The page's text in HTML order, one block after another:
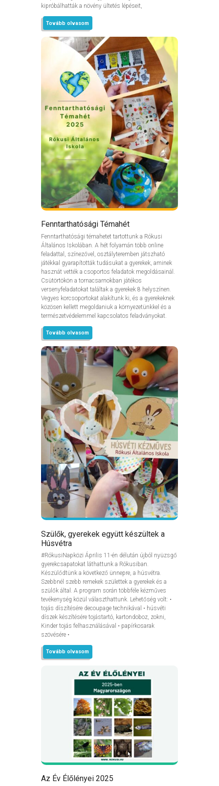
kipróbálhatták a növény ültetés lépéseit,
Tovább olvasom
Fenntarthatósági Témahét
Fenntarthatósági témahetet tartottunk a Rókusi
Általános Iskolában. A hét folyamán több online
feladattal, színezővel, osztályteremben játszható
játékkal gyarapították tudásukat a gyerekek, aminek
hasznát vették a csoportos feladatok megoldásainál.
Csütörtökön a tornacsarnokban játékos
versenyfeladatokat találtak a gyerekek 8 helyszínen.
Vegyes korcsoportokat alakítunk ki, és a gyerekeknek
közösen kellett megoldaniuk a környezetünkkel és a
természetvédelemmel kapcsolatos feladványokat.
Tovább olvasom
Szülők, gyerekek együtt készültek a
Húsvétra
#RókusiNapközi Április 11-én délután újból nyüzsgő
gyerekcsapatokat láthattunk a Rókusiban.
Készülődtünk a következő ünnepre, a húsvétra.
Szebbnél szebb remekek születtek a gyerekek és a
szülők által. A program során többféle kézműves
tevékenység közül választhattunk. Lehetőség volt: •
tojás díszítésére decoupage technikával • húsvéti
díszek készítésére tojástartó, kartondoboz, zokni,
Kinder tojás felhasználásával • papírkosarak
szövésére •
Tovább olvasom
Az Év Élőlényei 2025